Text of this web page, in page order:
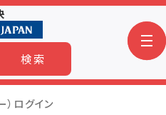
検索
ログイン